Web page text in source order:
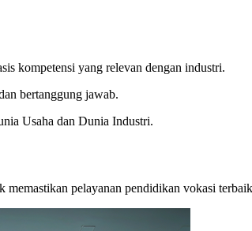
kompetensi yang relevan dengan industri.
bertanggung jawab.
Usaha dan Dunia Industri.
pelayanan pendidikan vokasi